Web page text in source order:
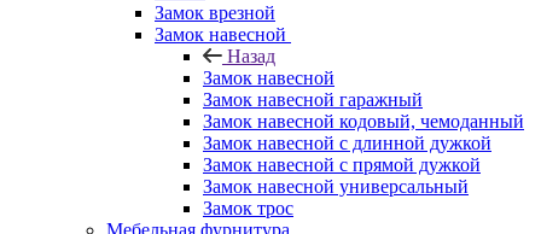
Замок врезной
Замок навесной
Назад
Замок навесной
Замок навесной гаражный
Замок навесной кодовый, чемоданный
Замок навесной с длинной дужкой
Замок навесной с прямой дужкой
Замок навесной универсальный
Замок трос
Мебельная фурнитура